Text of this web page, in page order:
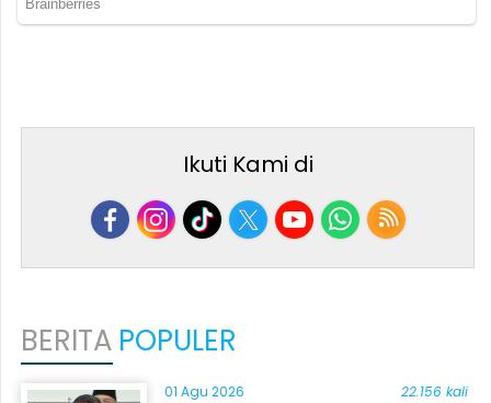
Ikuti Kami di
BERITA POPULER
01 Agu 2026 22.156 kali